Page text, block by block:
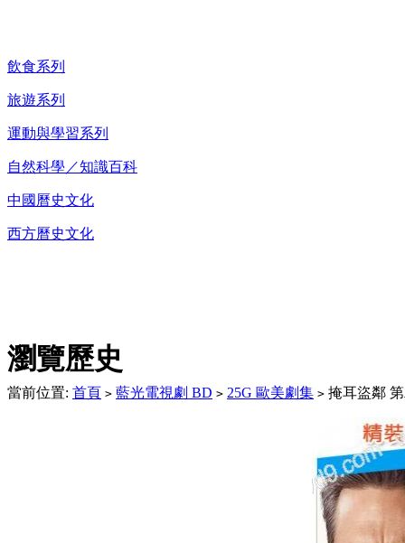
飲食系列
旅遊系列
運動與學習系列
自然科學／知識百科
中國曆史文化
西方曆史文化
瀏覽歷史
當前位置: 首頁 > 藍光電視劇 BD > 25G 歐美劇集 > 掩耳盜鄰